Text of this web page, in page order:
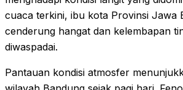
cuaca terkini, ibu kota Provinsi Jawa
cenderung hangat dan kelembapan
diwaspadai.
Pantauan kondisi atmosfer